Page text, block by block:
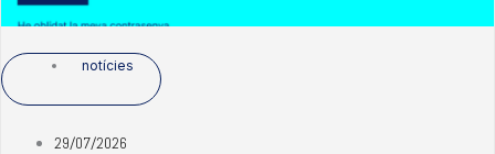
notícies
29/07/2026